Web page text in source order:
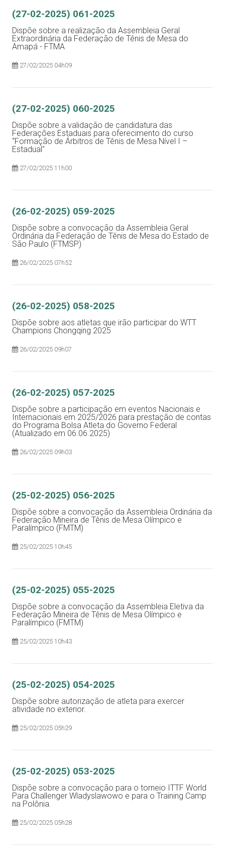
(27-02-2025) 061-2025
Dispõe sobre a realização da Assembleia Geral
Extraordinária da Federação de Tênis de Mesa do
Amapá - FTMA
27/02/2025 04h09
(27-02-2025) 060-2025
Dispõe sobre a validação de candidatura das
Federações Estaduais para oferecimento do curso
“Formação de Árbitros de Tênis de Mesa Nível I –
Estadual"
27/02/2025 11h00
(26-02-2025) 059-2025
Dispõe sobre a convocação da Assembleia Geral
Ordinária da Federação de Tênis de Mesa do Estado de
São Paulo (FTMSP)
26/02/2025 07h52
(26-02-2025) 058-2025
Dispõe sobre aos atletas que irão participar do WTT
Champions Chongqing 2025
26/02/2025 09h07
(26-02-2025) 057-2025
Dispõe sobre a participação em eventos Nacionais e
Internacionais em 2025/2026 para prestação de contas
do Programa Bolsa Atleta do Governo Federal
(Atualizado em 06.06.2025)
26/02/2025 09h03
(25-02-2025) 056-2025
Dispõe sobre a convocação da Assembleia Ordinária da
Federação Mineira de Tênis de Mesa Olímpico e
Paralímpico (FMTM)
25/02/2025 10h45
(25-02-2025) 055-2025
Dispõe sobre a convocação da Assembleia Eletiva da
Federação Mineira de Tênis de Mesa Olímpico e
Paralímpico (FMTM)
25/02/2025 10h43
(25-02-2025) 054-2025
Dispõe sobre autorização de atleta para exercer
atividade no exterior.
25/02/2025 05h29
(25-02-2025) 053-2025
Dispõe sobre a convocação para o torneio ITTF World
Para Challenger Wladyslawowo e para o Training Camp
na Polônia.
25/02/2025 05h28